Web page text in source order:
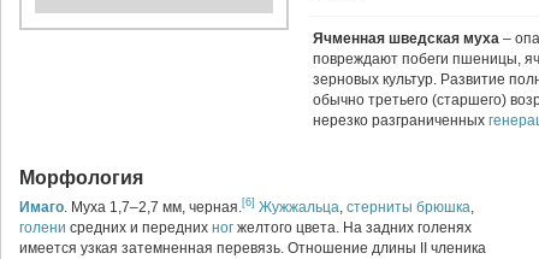
Ячменная шведская муха –
повреждают побеги пшеницы,
зерновых культур. Развитие
обычно третьего (старшего)
нерезко разграниченных
Морфология
Имаго. Муха 1,7–2,7 мм, черная.[6] Жужжальца, стерниты брюшка,
голени средних и передних ног желтого цвета. На задних голенях
имеется узкая затемненная перевязь. Отношение длины II членика